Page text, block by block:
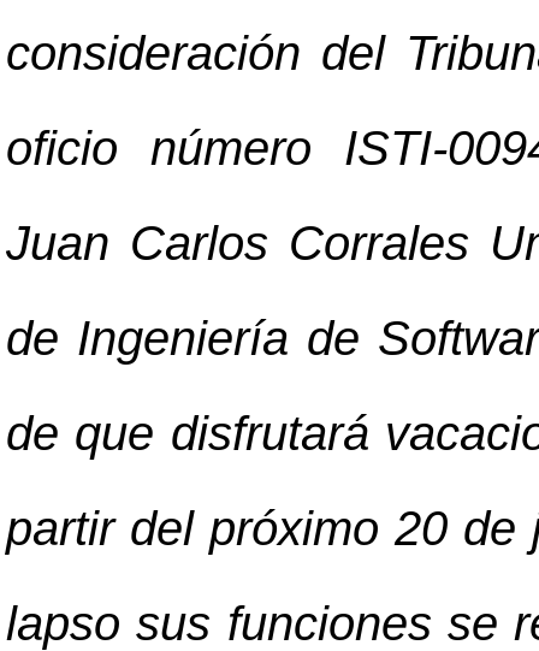
consideración del
oficio número ISTI-
Juan Carlos Corrales
de Ingeniería de
de que disfrutará
partir del próximo 20 de
lapso sus funciones se